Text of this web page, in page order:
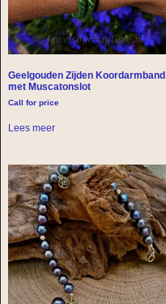
Geelgouden Zijden Koordarmband
met Muscatonslot
Call for price
Lees meer